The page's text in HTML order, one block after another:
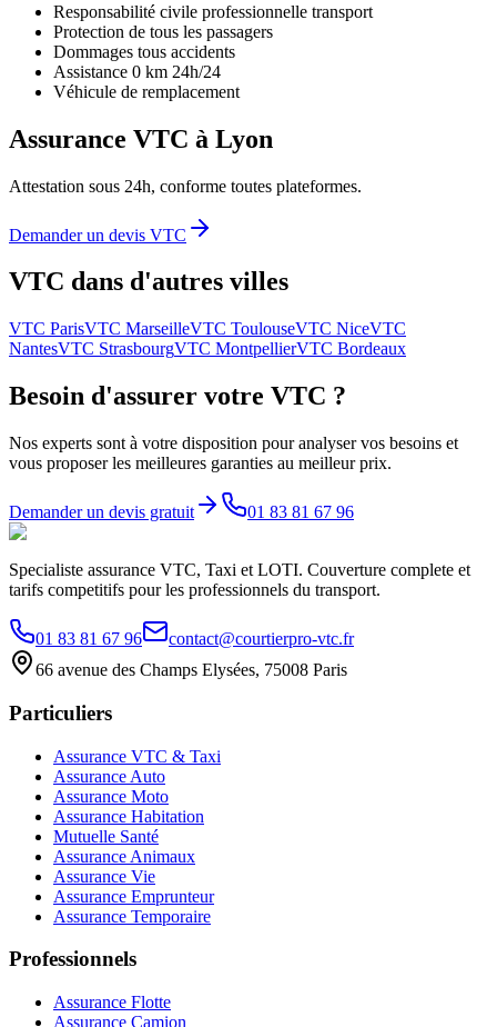
Responsabilité civile professionnelle transport
Protection de tous les passagers
Dommages tous accidents
Assistance 0 km 24h/24
Véhicule de remplacement
Assurance VTC à Lyon
Attestation sous 24h, conforme toutes plateformes.
Demander un devis VTC
VTC dans d'autres villes
VTC ParisVTC MarseilleVTC ToulouseVTC NiceVTC
NantesVTC StrasbourgVTC MontpellierVTC Bordeaux
Besoin d'assurer votre VTC ?
Nos experts sont à votre disposition pour analyser vos besoins et
vous proposer les meilleures garanties au meilleur prix.
Demander un devis gratuit 01 83 81 67 96
Specialiste assurance VTC, Taxi et LOTI. Couverture complete et
tarifs competitifs pour les professionnels du transport.
01 83 81 67 96
contact@courtierpro-vtc.fr
66 avenue des Champs Elysées, 75008 Paris
Particuliers
Assurance VTC & Taxi
Assurance Auto
Assurance Moto
Assurance Habitation
Mutuelle Santé
Assurance Animaux
Assurance Vie
Assurance Emprunteur
Assurance Temporaire
Professionnels
Assurance Flotte
Assurance Camion